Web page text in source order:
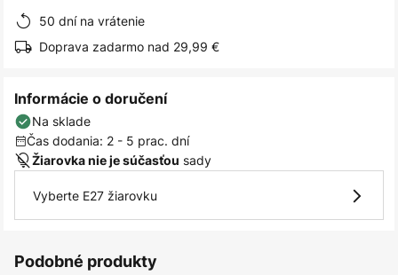
50 dní na vrátenie
Doprava zadarmo nad 29,99 €
Informácie o doručení
Na sklade
Čas dodania: 2 - 5 prac. dní
Žiarovka nie je súčasťou sady
Vyberte E27 žiarovku
Podobné produkty